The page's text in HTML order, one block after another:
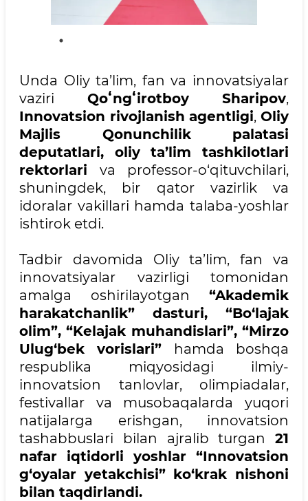
Unda Oliy ta’lim, fan va innovatsiyalar
vaziri Qoʻngʻirotboy Sharipov,
Innovatsion rivojlanish agentligi,Oliy
Majlis Qonunchilik palatasi
deputatlari, oliy ta’lim tashkilotlari
rektorlari va professor-o‘qituvchilari,
shuningdek, bir qator vazirlik va
idoralar vakillari hamda talaba-yoshlar
ishtirok etdi.
Tadbir davomida Oliy ta’lim, fan va
innovatsiyalar vazirligi tomonidan
amalga oshirilayotgan “Akademik
harakatchanlik” dasturi, “Bo‘lajak
olim”, “Kelajak muhandislari”, “Mirzo
Ulug‘bek vorislari” hamda boshqa
respublika miqyosidagi ilmiy-
innovatsion tanlovlar, olimpiadalar,
festivallar va musobaqalarda yuqori
natijalarga erishgan, innovatsion
tashabbuslari bilan ajralib turgan 21
nafar iqtidorli yoshlar “Innovatsion
g‘oyalar yetakchisi” ko‘krak nishoni
bilan taqdirlandi.